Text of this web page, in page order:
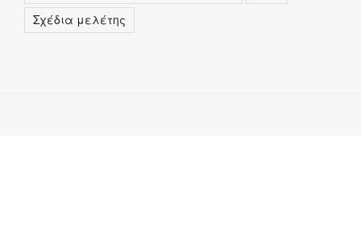
Σχέδια μελέτης